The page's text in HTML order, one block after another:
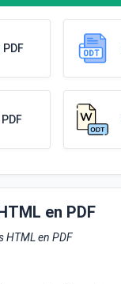
en PDF
HTML en PDF